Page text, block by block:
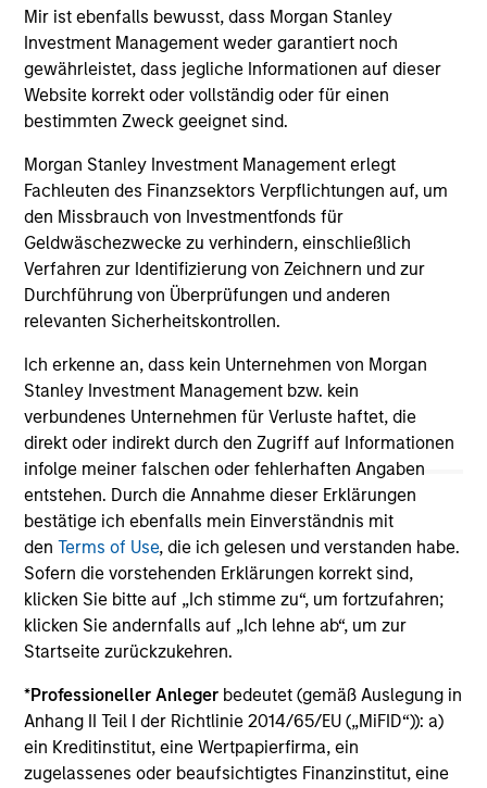
Mir ist ebenfalls bewusst, dass Morgan Stanley
Investment Management weder garantiert noch
gewährleistet, dass jegliche Informationen auf dieser
Website korrekt oder vollständig oder für einen
bestimmten Zweck geeignet sind.
Morgan Stanley Investment Management erlegt
Fachleuten des Finanzsektors Verpflichtungen auf, um
den Missbrauch von Investmentfonds für
Geldwäschezwecke zu verhindern, einschließlich
Verfahren zur Identifizierung von Zeichnern und zur
Durchführung von Überprüfungen und anderen
relevanten Sicherheitskontrollen.
Ich erkenne an, dass kein Unternehmen von Morgan
Stanley Investment Management bzw. kein
verbundenes Unternehmen für Verluste haftet, die
direkt oder indirekt durch den Zugriff auf Informationen
infolge meiner falschen oder fehlerhaften Angaben
entstehen. Durch die Annahme dieser Erklärungen
bestätige ich ebenfalls mein Einverständnis mit
denTerms of Use, die ich gelesen und verstanden habe.
Sofern die vorstehenden Erklärungen korrekt sind,
klicken Sie bitte auf „Ich stimme zu“, um fortzufahren;
klicken Sie andernfalls auf „Ich lehne ab“, um zur
Startseite zurückzukehren.
*Professioneller Anleger bedeutet (gemäß Auslegung in
Anhang II Teil I der Richtlinie 2014/65/EU („MiFID“)): a)
ein Kreditinstitut, eine Wertpapierfirma, ein
zugelassenes oder beaufsichtigtes Finanzinstitut, eine
and investment considerations shaping the
asset class.
May not represent all Team Members.
The information on this page is for informational
purposes only. The information contained herein does
not constitute and should not be construed as an
offering of advisory services or an offer to sell or a
solicitation of an offer to buy any securities in any
jurisdiction in which such offer or solicitation,
purchase or sale would be unlawful under the
securities, insurance or other laws of such jurisdiction.
All investing involves risks, including a loss of principal.
Please refer to the strategy detail page for important
information on the strategy, including additional risk
considerations.